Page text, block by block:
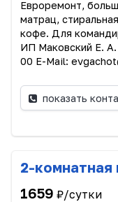
Евроремонт,
матрац,
кофе. Для
ИП Маковский Е.
00 E-Mail:
показать
2-комнатная
1659 ₽/сутки